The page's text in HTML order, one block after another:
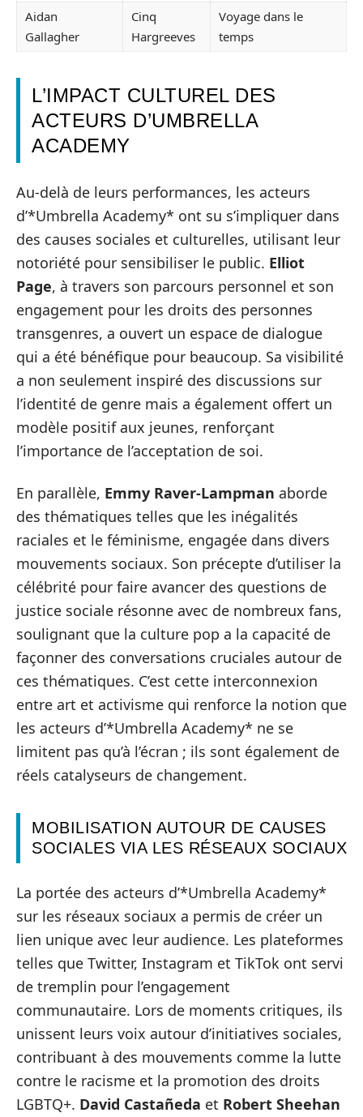
Aidan
Gallagher
Cinq
Hargreeves
Voyage dans le
temps
L’IMPACT CULTUREL DES
ACTEURS D’UMBRELLA
ACADEMY
Au-delà de leurs performances, les acteurs
d’*Umbrella Academy* ont su s’impliquer dans
des causes sociales et culturelles, utilisant leur
notoriété pour sensibiliser le public. Elliot
Page, à travers son parcours personnel et son
engagement pour les droits des personnes
transgenres, a ouvert un espace de dialogue
qui a été bénéfique pour beaucoup. Sa visibilité
a non seulement inspiré des discussions sur
l’identité de genre mais a également offert un
modèle positif aux jeunes, renforçant
l’importance de l’acceptation de soi.
En parallèle, Emmy Raver-Lampman aborde
des thématiques telles que les inégalités
raciales et le féminisme, engagée dans divers
mouvements sociaux. Son précepte d’utiliser la
célébrité pour faire avancer des questions de
justice sociale résonne avec de nombreux fans,
soulignant que la culture pop a la capacité de
façonner des conversations cruciales autour de
ces thématiques. C’est cette interconnexion
entre art et activisme qui renforce la notion que
les acteurs d’*Umbrella Academy* ne se
limitent pas qu’à l’écran ; ils sont également de
réels catalyseurs de changement.
MOBILISATION AUTOUR DE CAUSES
SOCIALES VIA LES RÉSEAUX SOCIAUX
La portée des acteurs d’*Umbrella Academy*
sur les réseaux sociaux a permis de créer un
lien unique avec leur audience. Les plateformes
telles que Twitter, Instagram et TikTok ont servi
de tremplin pour l’engagement
communautaire. Lors de moments critiques, ils
unissent leurs voix autour d’initiatives sociales,
contribuant à des mouvements comme la lutte
contre le racisme et la promotion des droits
LGBTQ+. David Castañeda et Robert Sheehan